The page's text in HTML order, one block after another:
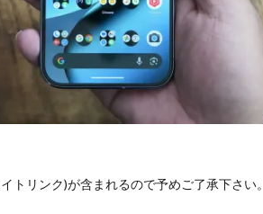
トリンク)が含まれるので予めご了承下さい。